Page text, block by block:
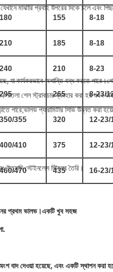
180 155 8-18
210 185 8-18
240 210 8-23
295 265 8-23/
350/355 320 12-23/
400/410 375 12-23/
460/470 435 16-23/
প্রথম ভালভ।একটি খুব সহজ
বাদ দেওয়া হয়েছে, এবং একটি স্থাপন করা
মাঝারি প্রবাহ উপরের দিকে চলে এবং
যা কার্যকরভাবে অশান্তি বন্ধ করতে
শেল স্ট্রাকচার ব্যবহার করা হয় যখন
পারে;ভালভ প্যারামিটার সিভি উন্নত করা
ইত্যাদি স্টেইনলেস স্টিলের তৈরি।